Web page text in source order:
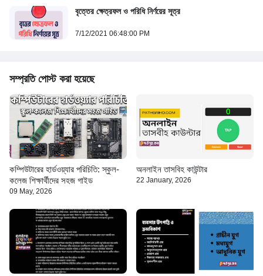
বৃত্তের ক্ষেত্রফল ও পরিধি নির্ণয়ের সূত্র
7/12/2021 06:48:00 PM
সম্প্রতি পোস্ট করা হয়েছে
কম্পিউটারের হার্ডওয়্যার পরিচিতি: স্কুল-
কলেজ শিক্ষার্থীদের সহজ গাইড
09 May, 2026
অনলাইন তাসবিহ কাউন্টার
22 January, 2026